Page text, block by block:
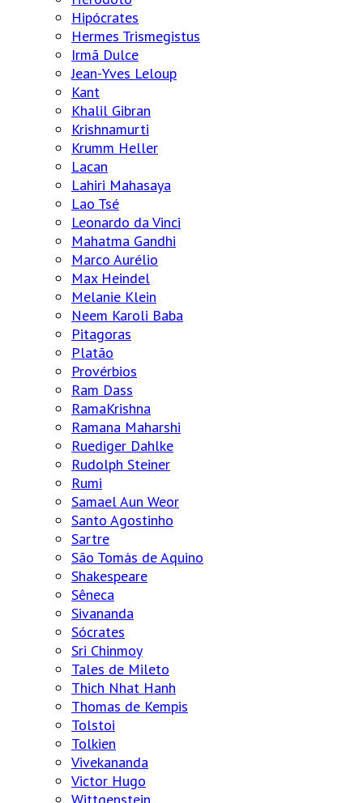
Hipócrates
Hermes Trismegistus
Irmã Dulce
Jean-Yves Leloup
Kant
Khalil Gibran
Krishnamurti
Krumm Heller
Lacan
Lahiri Mahasaya
Lao Tsé
Leonardo da Vinci
Mahatma Gandhi
Marco Aurélio
Max Heindel
Melanie Klein
Neem Karoli Baba
Pitagoras
Platão
Provérbios
Ram Dass
RamaKrishna
Ramana Maharshi
Ruediger Dahlke
Rudolph Steiner
Rumi
Samael Aun Weor
Santo Agostinho
Sartre
São Tomás de Aquino
Shakespeare
Sêneca
Sivananda
Sócrates
Sri Chinmoy
Tales de Mileto
Thich Nhat Hanh
Thomas de Kempis
Tolstoi
Tolkien
Vivekananda
Victor Hugo